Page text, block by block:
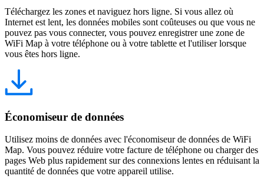
Téléchargez les zones et naviguez hors ligne. Si vous allez où
Internet est lent, les données mobiles sont coûteuses ou que vous ne
pouvez pas vous connecter, vous pouvez enregistrer une zone de
WiFi Map à votre téléphone ou à votre tablette et l'utiliser lorsque
vous êtes hors ligne.
Économiseur de données
Utilisez moins de données avec l'économiseur de données de WiFi
Map. Vous pouvez réduire votre facture de téléphone ou charger des
pages Web plus rapidement sur des connexions lentes en réduisant la
quantité de données que votre appareil utilise.